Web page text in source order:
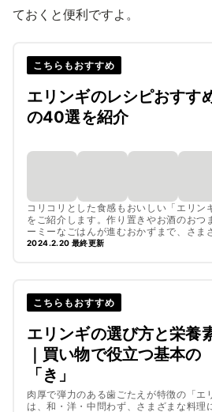
ておくと便利ですよ。
こちらもおすすめ
エリンギのレシピおすす
の40選を紹介
コリコリとした食感もおいしい「エリン
をご紹介します。作り置きやお酒のおつ
ーミーなごはんが進むおかずまで、さま
いただける簡単レシピばかりです。ぜひ
2024.2.20 最終更新
こちらもおすすめ
エリンギの‌選‌び‌方‌と‌栄‌養‌
｜‌買‌い‌物‌で‌役‌立‌つ‌基‌本‌の‌
「き」
肉厚で弾力のある歯ごたえが特徴の「エ
は、和・洋・中問わず、さまざまな料理